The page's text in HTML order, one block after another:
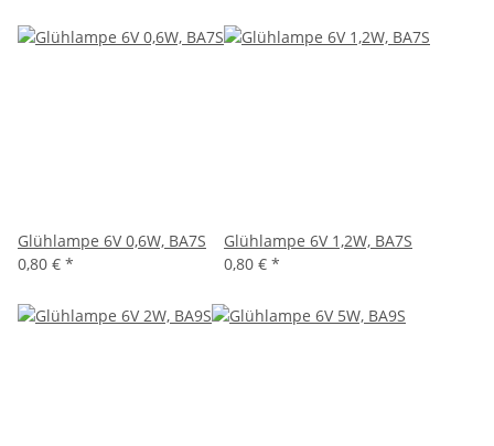
Glühlampe 6V 0,6W, BA7S
0,80 € *
Glühlampe 6V 1,2W, BA7S
0,80 € *